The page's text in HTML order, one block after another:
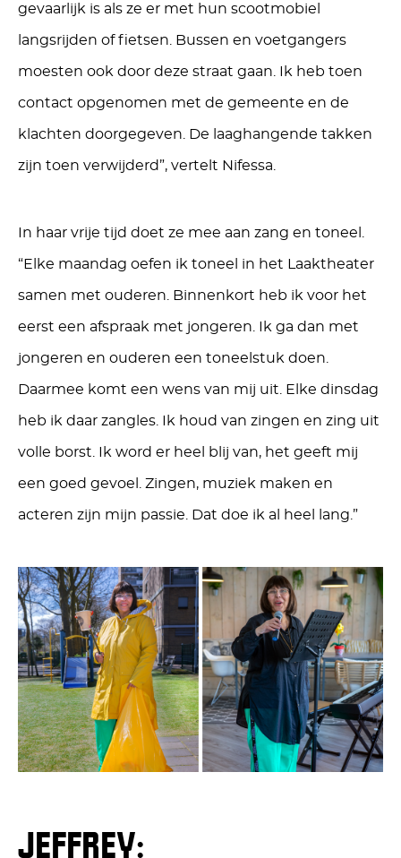
gevaarlijk is als ze er met hun scootmobiel
langsrijden of fietsen. Bussen en voetgangers
moesten ook door deze straat gaan. Ik heb toen
contact opgenomen met de gemeente en de
klachten doorgegeven. De laaghangende takken
zijn toen verwijderd”, vertelt Nifessa.
In haar vrije tijd doet ze mee aan zang en toneel.
“Elke maandag oefen ik toneel in het Laaktheater
samen met ouderen. Binnenkort heb ik voor het
eerst een afspraak met jongeren. Ik ga dan met
jongeren en ouderen een toneelstuk doen.
Daarmee komt een wens van mij uit. Elke dinsdag
heb ik daar zangles. Ik houd van zingen en zing uit
volle borst. Ik word er heel blij van, het geeft mij
een goed gevoel. Zingen, muziek maken en
acteren zijn mijn passie. Dat doe ik al heel lang.”
JEFFREY: